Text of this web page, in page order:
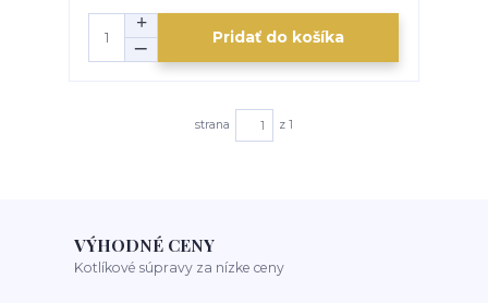
Pridať do košíka
strana z 1
VÝHODNÉ CENY
Kotlíkové súpravy za nízke ceny